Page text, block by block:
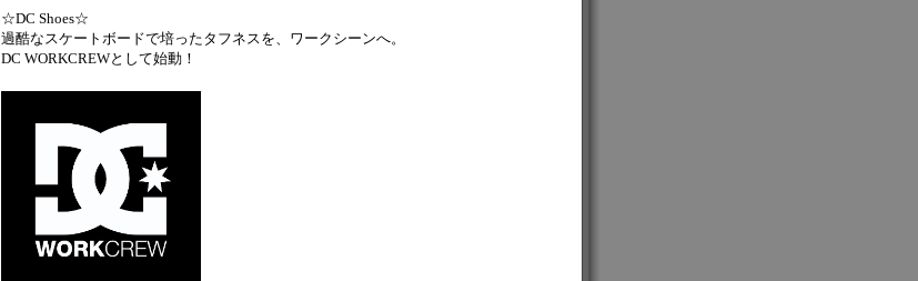
☆DC Shoes☆
過酷なスケートボードで培ったタフネスを、ワークシーンへ。
DC WORKCREWとして始動！